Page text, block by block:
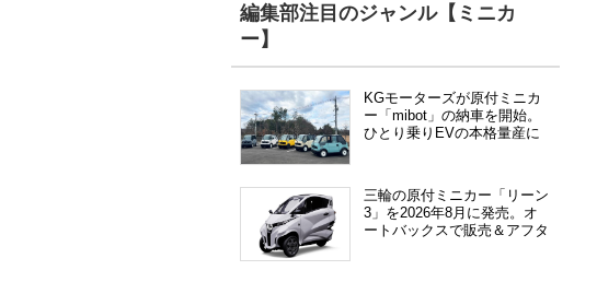
編集部注目のジャンル【ミニカ
ー】
KGモーターズが原付ミニカ
ー「mibot」の納車を開始。
ひとり乗りEVの本格量産に
三輪の原付ミニカー「リーン
3」を2026年8月に発売。オ
ートバックスで販売＆アフタ